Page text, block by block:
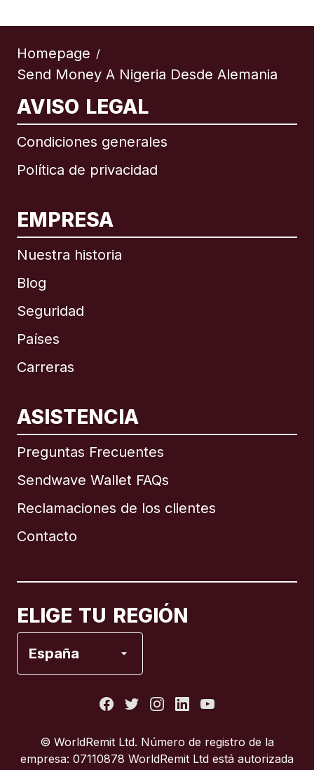
Homepage /
Send Money A Nigeria Desde Alemania
AVISO LEGAL
Condiciones generales
Política de privacidad
EMPRESA
Nuestra historia
Blog
Seguridad
Países
Carreras
ASISTENCIA
Preguntas Frecuentes
Sendwave Wallet FAQs
Reclamaciones de los clientes
Contacto
ELIGE TU REGIÓN
España
Internacional English
Brasil
© WorldRemit Ltd. Número de registro de la
empresa: 07110878 WorldRemit Ltd está autorizada